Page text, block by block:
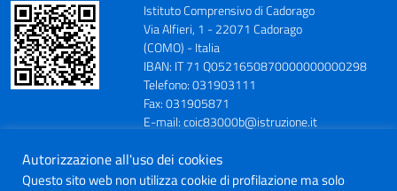
Istituto Comprensivo di Cadorago
Via Alfieri, 1 - 22071 Cadorago
(COMO) - Italia
IBAN: IT 71 Q0521650870000000000298
Telefono: 031903111
Fax: 031905871
E-mail: coic83000b@istruzione.it
Codice Meccanografico: COIC83000B
Codice Fiscale: 80027210139
Autorizzazione all'uso dei cookies
Questo sito web non utilizza cookie di profilazione ma solo